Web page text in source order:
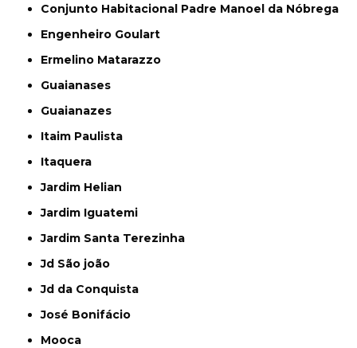
Conjunto Habitacional Padre Manoel da Nóbrega
Engenheiro Goulart
Ermelino Matarazzo
Guaianases
Guaianazes
Itaim Paulista
Itaquera
Jardim Helian
Jardim Iguatemi
Jardim Santa Terezinha
Jd São joão
Jd da Conquista
José Bonifácio
Mooca